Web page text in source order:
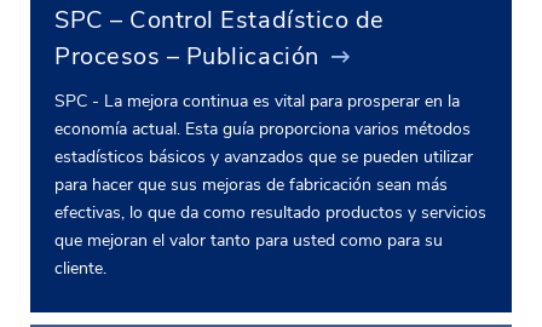
SPC – Control Estadístico de
Procesos – Publicación
SPC - La mejora continua es vital para prosperar en la
economía actual. Esta guía proporciona varios métodos
estadísticos básicos y avanzados que se pueden utilizar
para hacer que sus mejoras de fabricación sean más
efectivas, lo que da como resultado productos y servicios
que mejoran el valor tanto para usted como para su
cliente.